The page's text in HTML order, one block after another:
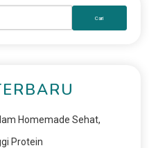
Homemade Sehat,
Protein